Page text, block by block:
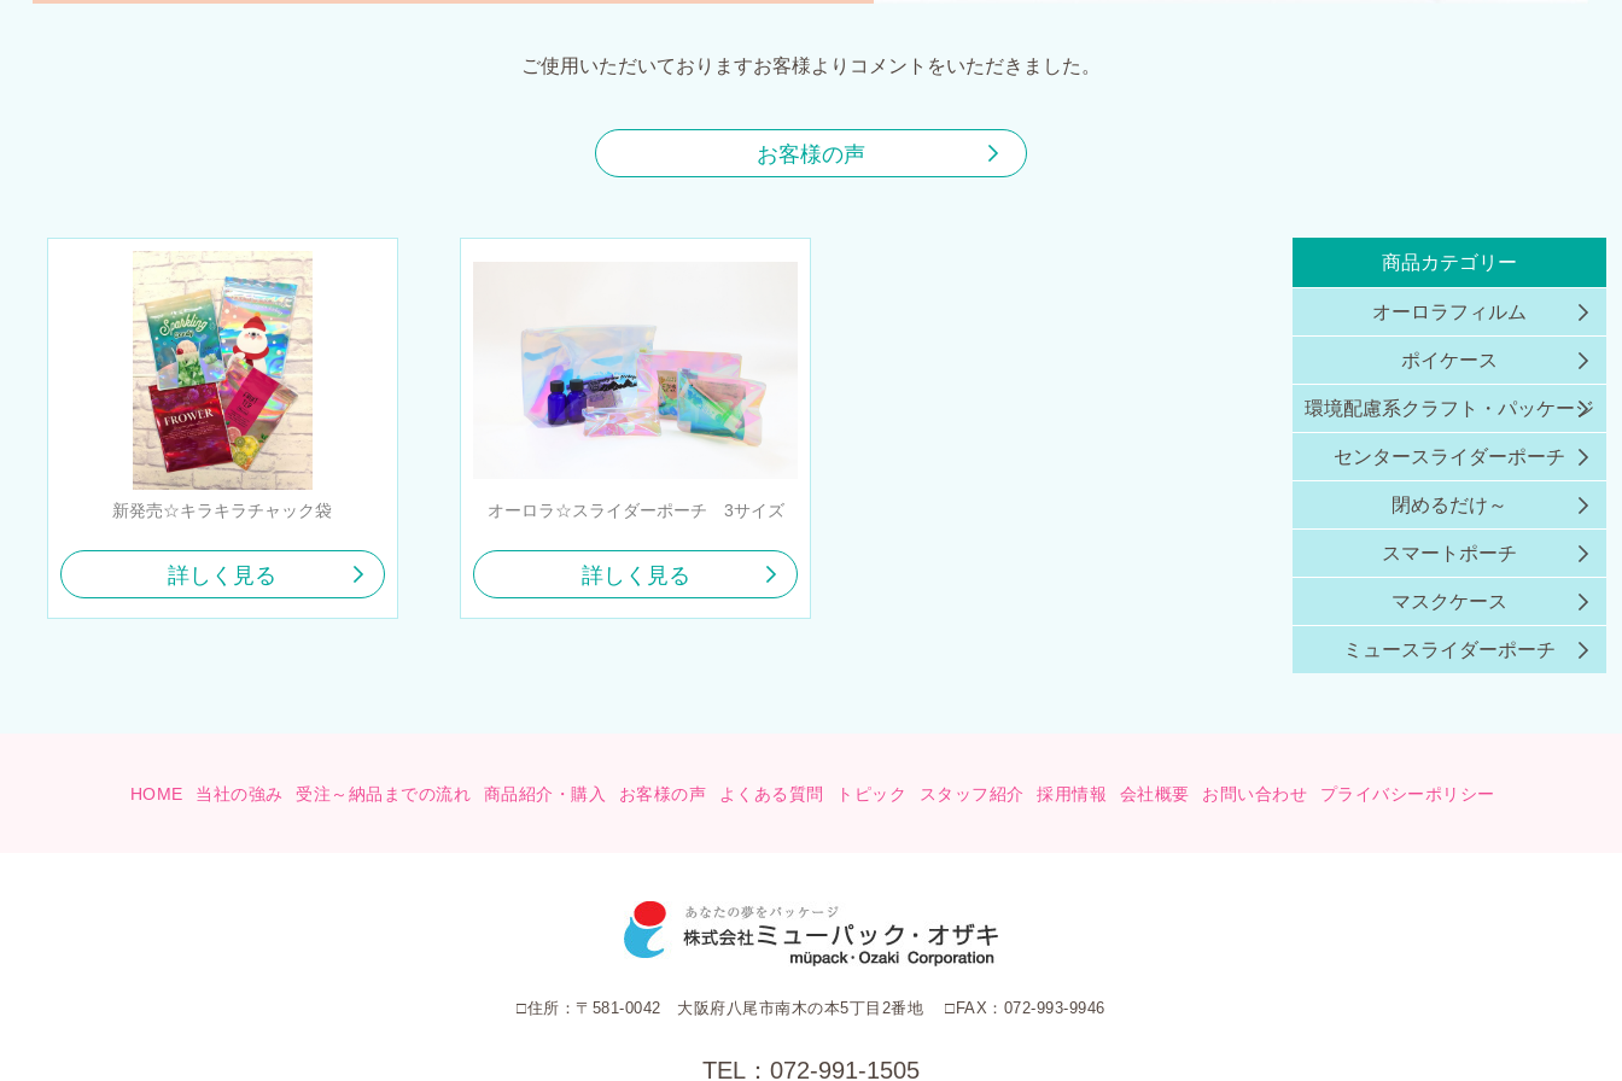
ご使用いただいておりますお客様よりコメントをいただきました。
お客様の声
新発売☆キラキラチャック袋
詳しく見る
オーロラ☆スライダーポーチ 3サイズ
詳しく見る
商品カテゴリー
オーロラフィルム
ポイケース
環境配慮系クラフト・パッケージ
センタースライダーポーチ
閉めるだけ～
スマートポーチ
マスクケース
ミュースライダーポーチ
HOME 当社の強み 受注～納品までの流れ 商品紹介・購入 お客様の声 よくある質問 トピック スタッフ紹介 採用情報 会社概要 お問い合わせ プライバシーポリシー
□住所：〒581-0042 大阪府八尾市南木の本5丁目2番地 □FAX：072-993-9946
TEL：072-991-1505